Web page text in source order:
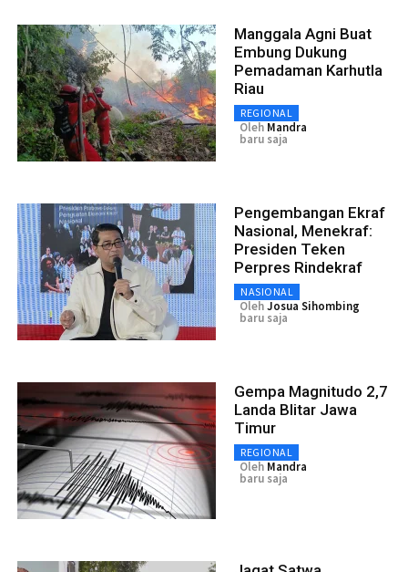
Manggala Agni Buat
Embung Dukung
Pemadaman Karhutla
Riau
REGIONAL
Oleh Mandra
baru saja
Pengembangan Ekraf
Nasional, Menekraf:
Presiden Teken
Perpres Rindekraf
NASIONAL
OlehJosua Sihombing
baru saja
Gempa Magnitudo 2,7
Landa Blitar Jawa
Timur
REGIONAL
Oleh Mandra
baru saja